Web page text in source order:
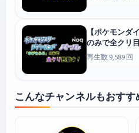
【ポケモンダ
のみで全クリ
再生数 9,589 回
こんなチャンネルもおすす